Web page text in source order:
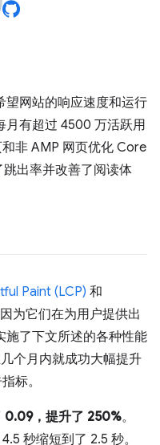
望网站的响应速度和运行
月有超过 4500 万活跃用
非 AMP 网页优化 Core
出率并改善了阅读体
Paint (LCP) 和
因为它们在为用户提供出
施了下文所述的各种性能
个月内就成功大幅提升
标。
0.09，提升了 250%。
4.5 秒缩短到了 2.5 秒。